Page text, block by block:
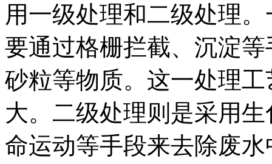
用一级处理和二级处理
要通过格栅拦截、沉淀
砂粒等物质。这一处理
大。二级处理则是采用
命运动等手段来去除废